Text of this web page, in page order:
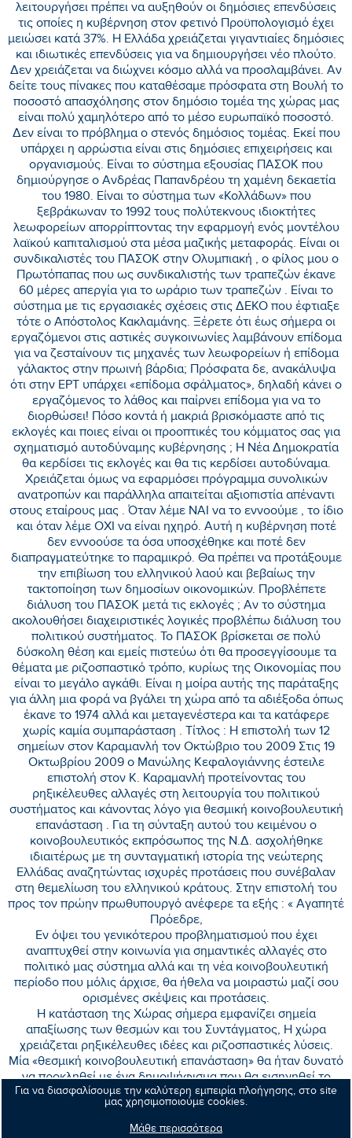
Για να διασφαλίσουμε την καλύτερη εμπειρία πλοήγησης, στο site
μας χρησιμοποιούμε cookies.
Μάθε περισσότερα
λειτουργήσει πρέπει να αυξηθούν οι δημόσιες επενδύσεις
τις οποίες η κυβέρνηση στον φετινό Προϋπολογισμό έχει
μειώσει κατά 37%. Η Ελλάδα χρειάζεται γιγαντιαίες δημόσιες
και ιδιωτικές επενδύσεις για να δημιουργήσει νέο πλούτο.
Δεν χρειάζεται να διώχνει κόσμο αλλά να προσλαμβάνει. Αν
δείτε τους πίνακες που καταθέσαμε πρόσφατα στη Βουλή το
ποσοστό απασχόλησης στον δημόσιο τομέα της χώρας μας
είναι πολύ χαμηλότερο από το μέσο ευρωπαϊκό ποσοστό.
Δεν είναι το πρόβλημα ο στενός δημόσιος τομέας. Εκεί που
υπάρχει η αρρώστια είναι στις δημόσιες επιχειρήσεις και
οργανισμούς. Είναι το σύστημα εξουσίας ΠΑΣΟΚ που
δημιούργησε ο Ανδρέας Παπανδρέου τη χαμένη δεκαετία
του 1980. Είναι το σύστημα των «Κολλάδων» που
ξεβράκωναν το 1992 τους πολύτεκνους ιδιοκτήτες
λεωφορείων απορρίπτοντας την εφαρμογή ενός μοντέλου
λαϊκού καπιταλισμού στα μέσα μαζικής μεταφοράς. Είναι οι
συνδικαλιστές του ΠΑΣΟΚ στην Ολυμπιακή , ο φίλος μου ο
Πρωτόπαπας που ως συνδικαλιστής των τραπεζών έκανε
60 μέρες απεργία για το ωράριο των τραπεζών . Είναι το
σύστημα με τις εργασιακές σχέσεις στις ΔΕΚΟ που έφτιαξε
τότε ο Απόστολος Κακλαμάνης. Ξέρετε ότι έως σήμερα οι
εργαζόμενοι στις αστικές συγκοινωνίες λαμβάνουν επίδομα
για να ζεσταίνουν τις μηχανές των λεωφορείων ή επίδομα
γάλακτος στην πρωινή βάρδια; Πρόσφατα δε, ανακάλυψα
ότι στην ΕΡΤ υπάρχει «επίδομα σφάλματος», δηλαδή κάνει ο
εργαζόμενος το λάθος και παίρνει επίδομα για να το
διορθώσει! Πόσο κοντά ή μακριά βρισκόμαστε από τις
εκλογές και ποιες είναι οι προοπτικές του κόμματος σας για
σχηματισμό αυτοδύναμης κυβέρνησης ; Η Νέα Δημοκρατία
θα κερδίσει τις εκλογές και θα τις κερδίσει αυτοδύναμα.
Χρειάζεται όμως να εφαρμόσει πρόγραμμα συνολικών
ανατροπών και παράλληλα απαιτείται αξιοπιστία απέναντι
στους εταίρους μας . Όταν λέμε ΝΑΙ να το εννοούμε , το ίδιο
και όταν λέμε ΟΧΙ να είναι ηχηρό. Αυτή η κυβέρνηση ποτέ
δεν εννοούσε τα όσα υποσχέθηκε και ποτέ δεν
διαπραγματεύτηκε το παραμικρό. Θα πρέπει να προτάξουμε
την επιβίωση του ελληνικού λαού και βεβαίως την
τακτοποίηση των δημοσίων οικονομικών. Προβλέπετε
διάλυση του ΠΑΣΟΚ μετά τις εκλογές ; Αν το σύστημα
ακολουθήσει διαχειριστικές λογικές προβλέπω διάλυση του
πολιτικού συστήματος. Το ΠΑΣΟΚ βρίσκεται σε πολύ
δύσκολη θέση και εμείς πιστεύω ότι θα προσεγγίσουμε τα
θέματα με ριζοσπαστικό τρόπο, κυρίως της Οικονομίας που
είναι το μεγάλο αγκάθι. Είναι η μοίρα αυτής της παράταξης
για άλλη μια φορά να βγάλει τη χώρα από τα αδιέξοδα όπως
έκανε το 1974 αλλά και μεταγενέστερα και τα κατάφερε
χωρίς καμία συμπαράσταση . Τίτλος : Η επιστολή των 12
σημείων στον Καραμανλή τον Οκτώβριο του 2009 Στις 19
Οκτωβρίου 2009 ο Μανώλης Κεφαλογιάννης έστειλε
επιστολή στον Κ. Καραμανλή προτείνοντας του
ρηξικέλευθες αλλαγές στη λειτουργία του πολιτικού
συστήματος και κάνοντας λόγο για θεσμική κοινοβουλευτική
επανάσταση . Για τη σύνταξη αυτού του κειμένου ο
κοινοβουλευτικός εκπρόσωπος της Ν.Δ. ασχολήθηκε
ιδιαιτέρως με τη συνταγματική ιστορία της νεώτερης
Ελλάδας αναζητώντας ισχυρές προτάσεις που συνέβαλαν
στη θεμελίωση του ελληνικού κράτους. Στην επιστολή του
προς τον πρώην πρωθυπουργό ανέφερε τα εξής : « Αγαπητέ
Πρόεδρε,
Εν όψει του γενικότερου προβληματισμού που έχει
αναπτυχθεί στην κοινωνία για σημαντικές αλλαγές στο
πολιτικό μας σύστημα αλλά και τη νέα κοινοβουλευτική
περίοδο που μόλις άρχισε, θα ήθελα να μοιραστώ μαζί σου
ορισμένες σκέψεις και προτάσεις.
Η κατάσταση της Χώρας σήμερα εμφανίζει σημεία
απαξίωσης των θεσμών και του Συντάγματος, Η χώρα
χρειάζεται ρηξικέλευθες ιδέες και ριζοσπαστικές λύσεις.
Μία «θεσμική κοινοβουλευτική επανάσταση» θα ήταν δυνατό
να προκληθεί με ένα δημοψήφισμα που θα εισηγηθεί το
Υπουργικό Συμβούλιο στον Πρόεδρο της Δημοκρατίας και
θα εγκρίνει η Βουλή σύμφωνα με το άρθρο 44 του
Συντάγματος. Με το δημοψήφισμα αυτό θα καλείται ο